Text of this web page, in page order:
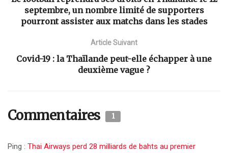
septembre, un nombre limité de supporters
pourront assister aux matchs dans les stades
Article Suivant
Covid-19 : la Thaïlande peut-elle échapper à une
deuxième vague ?
Commentaires 1
Ping : Thai Airways perd 28 milliards de bahts au premier